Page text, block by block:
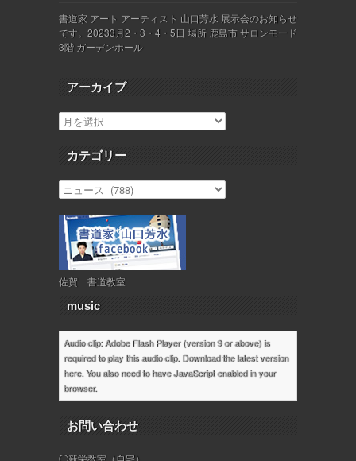
書道家 アート アーティスト 山口芳水 展示会のお知らせ
です。20233月2・3・4・5日 場所 鹿島市 サロンモード
3階 ガーデンホール
アーカイブ
カテゴリー
佐賀 書道教室
music
Audio clip: Adobe Flash Player (version 9 or above) is
required to play this audio clip. Download the latest version
here. You also need to have JavaScript enabled in your
browser.
お問い合わせ
◯新栄教室（自宅）